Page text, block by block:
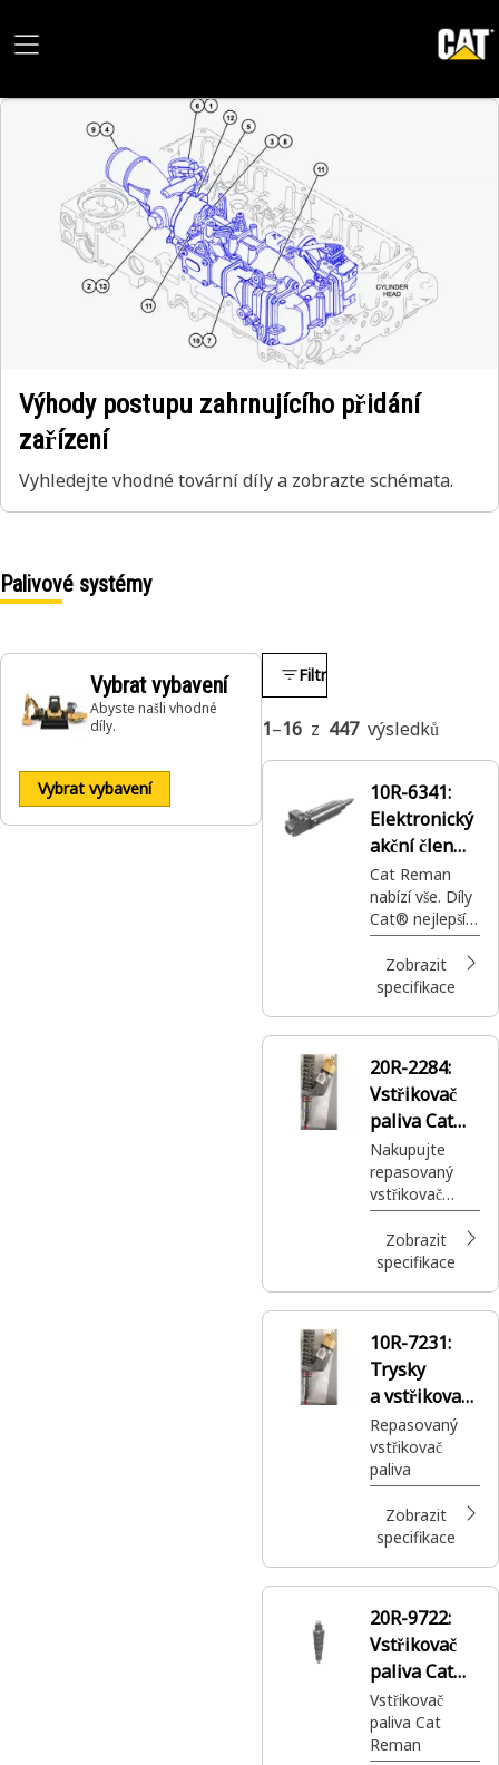
Výhody postupu zahrnujícího přidání
zařízení
Vyhledejte vhodné tovární díly a zobrazte schémata.
Palivové systémy
Vybrat vybavení
Abyste našli vhodné
díly.
Vybrat vybavení
Filtr
1–16 z 447 výsledků
10R-6341:
Elektronický
akční člen
Cat® Reman
Cat Reman
nabízí vše. Díly
Cat® nejlepší
kvality s plnou
zárukou,
k dispozici vždy
pouhý zlomek
Zobrazit
specifikace
20R-2284:
Vstřikovač
paliva Cat®
Reman
Nakupujte
repasovaný
vstřikovač
paliva Cat®, č.
dílu 20R-2284.
Tento díl je
speciálně pro
a podporuje
hospodaření s
palivem vašeho
stroje.
Zobrazit
specifikace
10R-7231:
Trysky
a vstřikovače
paliva Cat®
Reman
Repasovaný
vstřikovač
paliva
Zobrazit
specifikace
20R-9722:
Vstřikovač
paliva Cat®
Reman
Vstřikovač
paliva Cat
Reman